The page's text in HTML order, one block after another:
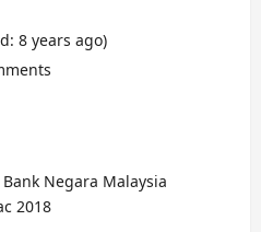
8 years ago)